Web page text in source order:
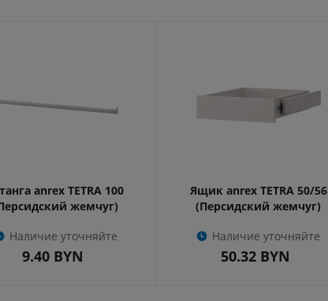
anrex TETRA 100
жемчуг)
Наличие уточняйте
9.40 BYN
Ящик anrex TETRA 50/56
(Персидский жемчуг)
Наличие уточняйте
50.32 BYN